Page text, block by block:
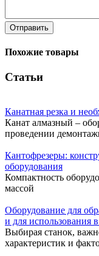
Отправить
Похожие товары
Статьи
Канатная резка и
Канат алмазный –
проведении
Кантофрезеры:
оборудования
Компактность
массой
Оборудование для
и для использования
Выбирая станок,
характеристик и